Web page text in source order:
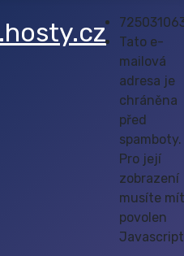
Tato e-
mailová
adresa je
chráněna
před
spamboty.
Pro její
zobrazení
musíte mít
povolen